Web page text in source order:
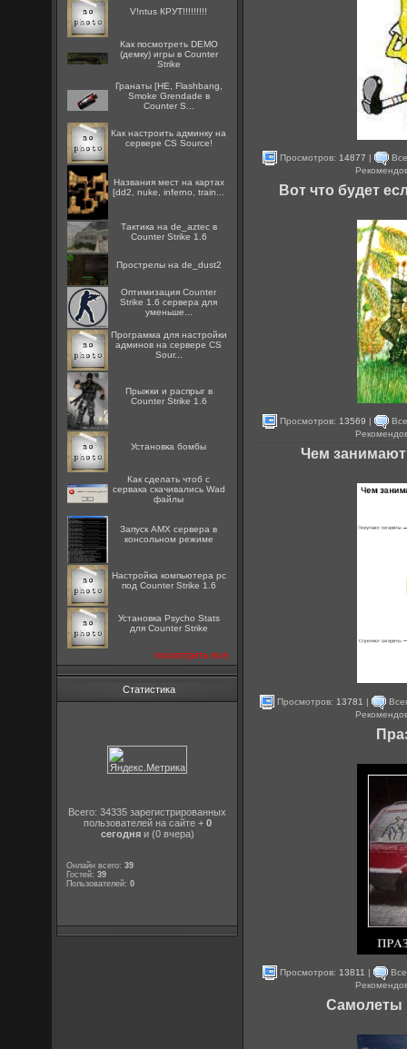
V!ntus КРУТ!!!!!!!!!
Как посмотреть DEMO
(демку) игры в Counter
Strike
Гранаты [HE, Flashbang,
Smoke Grendade в
Counter S...
Как настроить админку на
сервере CS Source!
Названия мест на картах
[dd2, nuke, inferno, train...
Тактика на de_aztec в
Counter Strike 1.6
Прострелы на de_dust2
Оптимизация Counter
Strike 1.6 сервера для
уменьше...
Программа для настройки
админов на сервере CS
Sour...
Прыжки и распрыг в
Counter Strike 1.6
Установка бомбы
Как сделать чтоб с
сервака скачивались Wad
файлы
Запуск AMX сервера в
консольном режиме
Настройка компьютера pc
под Counter Strike 1.6
Установка Psycho Stats
для Counter Strike
посмотреть все
Статистика
Всего: 34335 зарегистрированных
пользователей на сайте + 0
сегодняи (0 вчера)
Онлайн всего:39
Гостей:39
Пользователей:0
Просмотров: 14877 |
Вот что будет
Просмотров: 13569 |
Чем
Просмотров: 13781 |
Просмотров: 13811 |
Самолеты